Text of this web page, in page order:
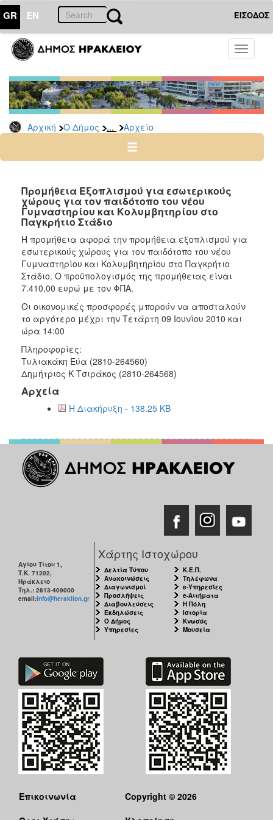
GR EN ΕΙΣΟΔΟΣ
Toggle
Αρχική Ο Δήμος ... Αρχείο
ΔΗΜΟΣ
Διακηρύξεις
-
Δημοπρασίες
Αρχείο
2025
2023
2022
2020
2019
2018
2017
2016
2013
ΜΑΣ
ΠΟΛΙΤΙΣΜΟΣ
Προμήθεια Εξοπλισμού για εσωτερικούς
χώρους για τον παιδότοπο του νέου
Γυμναστηρίου και Κολυμβητηρίου στο
Παγκρήτιο Στάδιο
Η προμήθεια αφορά την προμήθεια εξοπλισμού για
εσωτερικούς χώρους για τον παιδότοπο του νέου
Γυμναστηρίου και Κολυμβητηρίου στο Παγκρήτιο
Στάδιο. Ο προϋπολογισμός της προμήθειας είναι
7.410,00 ευρώ με τον ΦΠΑ.
Οι οικονομικές προσφορές μπορούν να αποσταλούν
το αργότερο μέχρι την Τετάρτη 09 Ιουνίου 2010 και
ώρα 14:00
Πληροφορίες:
Τυλιακάκη Εύα (2810-264560)
Δημήτριος Κ Τσιράκος (2810-264568)
Αρχεία
Η Διακήρυξη - 138.25 KB
Αγίου Τίτου 1,
Τ.Κ. 71202,
Ηράκλειο
Τηλ.: 2813-409000
email:info@heraklion.gr
Χάρτης Ιστοχώρου
Δελτία Τύπου
Ανακοινώσεις
Διαγωνισμοί
Προσλήψεις
Διαβουλεύσεις
Εκδηλώσεις
Ο Δήμος
Υπηρεσίες
Κ.Ε.Π.
Τηλέφωνα
e-Υπηρεσίες
e-Αιτήματα
Η Πόλη
Ιστορία
Κνωσός
Μουσεία
Επικοινωνία
Copyright © 2026